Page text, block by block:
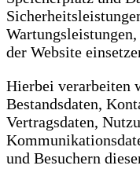
der Website
Hierbei verarbeiten
Bestandsdaten,
Vertragsdaten,
und Besuchern